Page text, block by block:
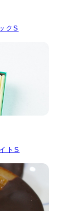
クS
トS